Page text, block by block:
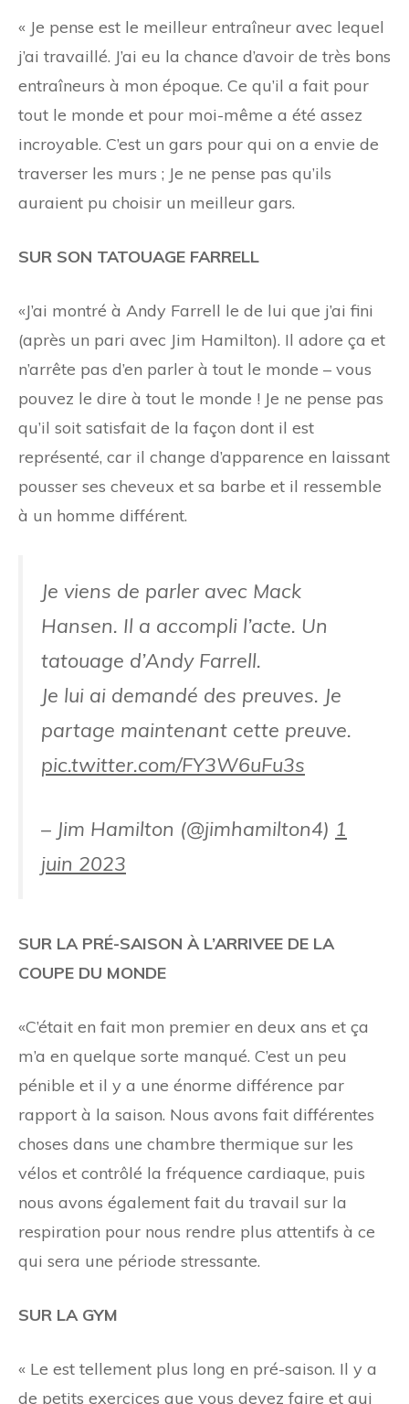
« Je pense est le meilleur entraîneur avec lequel
j’ai travaillé. J’ai eu la chance d’avoir de très bons
entraîneurs à mon époque. Ce qu’il a fait pour
tout le monde et pour moi-même a été assez
incroyable. C’est un gars pour qui on a envie de
traverser les murs ; Je ne pense pas qu’ils
auraient pu choisir un meilleur gars.
SUR SON TATOUAGE FARRELL
«J’ai montré à Andy Farrell le de lui que j’ai fini
(après un pari avec Jim Hamilton). Il adore ça et
n’arrête pas d’en parler à tout le monde – vous
pouvez le dire à tout le monde ! Je ne pense pas
qu’il soit satisfait de la façon dont il est
représenté, car il change d’apparence en laissant
pousser ses cheveux et sa barbe et il ressemble
à un homme différent.
Je viens de parler avec Mack
Hansen. Il a accompli l’acte. Un
tatouage d’Andy Farrell.
Je lui ai demandé des preuves. Je
partage maintenant cette preuve.
pic.twitter.com/FY3W6uFu3s
– Jim Hamilton (@jimhamilton4) 1
juin 2023
SUR LA PRÉ-SAISON À L’ARRIVEE DE LA
COUPE DU MONDE
«C’était en fait mon premier en deux ans et ça
m’a en quelque sorte manqué. C’est un peu
pénible et il y a une énorme différence par
rapport à la saison. Nous avons fait différentes
choses dans une chambre thermique sur les
vélos et contrôlé la fréquence cardiaque, puis
nous avons également fait du travail sur la
respiration pour nous rendre plus attentifs à ce
qui sera une période stressante.
SUR LA GYM
« Le est tellement plus long en pré-saison. Il y a
de petits exercices que vous devez faire et qui